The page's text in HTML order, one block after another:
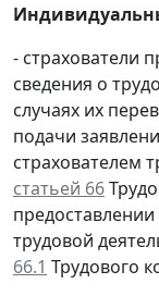
- страхователи
сведения о
случаях их
подачи
страхователем
статьей 66
трудовой
66.1 Трудового